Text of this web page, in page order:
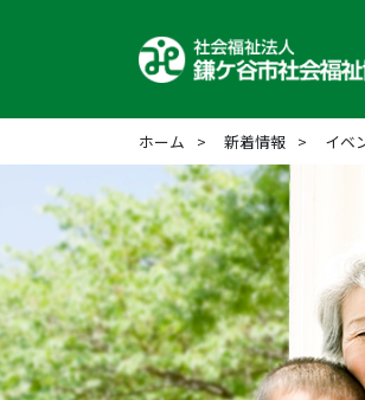
ホーム 新着情報 イベ